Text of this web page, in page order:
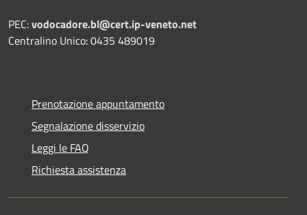
PEC:vodocadore.bl@cert.ip-veneto.net
Centralino Unico: 0435 489019
Prenotazione appuntamento
Segnalazione disservizio
Leggi le FAQ
Richiesta assistenza